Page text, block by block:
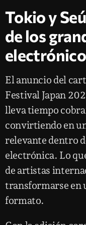
Tokio y
de los
El anuncio del
Festival Japan
lleva tiempo
convirtiendo en
relevante dentro
electrónica. Lo
de artistas
transformarse en
formato.